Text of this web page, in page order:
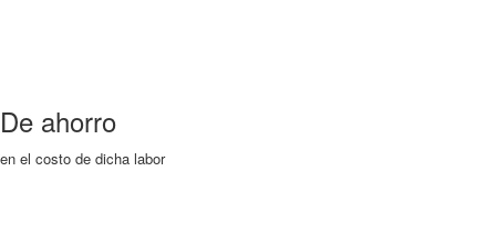
De ahorro
en el costo de dicha labor